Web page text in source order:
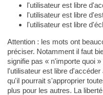
l'utilisateur est libre
l'utilisateur est libre
l'utilisateur est libre
Attention : les mots ont
préciser. Notamment il faut
signifie pas « n'importe quoi
l'utilisateur est libre
qu'il pourrait s'approprier
plus pour les autres. La